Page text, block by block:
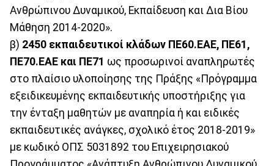
Ανθρώπινου Δυναμικού, Εκπαίδευση και Δια Βίου
Μάθηση 2014-2020».
β) 2450 εκπαιδευτικοί κλάδων ΠΕ60.ΕΑΕ, ΠΕ61,
ΠΕ70.ΕΑΕ και ΠΕ71 ως προσωρινοί αναπληρωτές
στο πλαίσιο υλοποίησης της Πράξης «Πρόγραμμα
εξειδικευμένης εκπαιδευτικής υποστήριξης για
την ένταξη μαθητών με αναπηρία ή και ειδικές
εκπαιδευτικές ανάγκες, σχολικό έτος 2018-2019»
με κωδικό ΟΠΣ 5031892 του Επιχειρησιακού